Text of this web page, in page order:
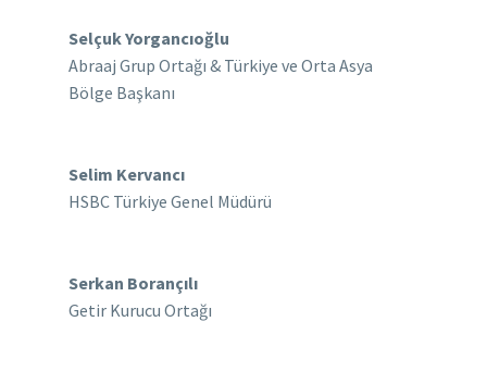
Selçuk Yorgancıoğlu
Abraaj Grup Ortağı & Türkiye ve Orta Asya
Bölge Başkanı
Selim Kervancı
HSBC Türkiye Genel Müdürü
Serkan Borançılı
Getir Kurucu Ortağı